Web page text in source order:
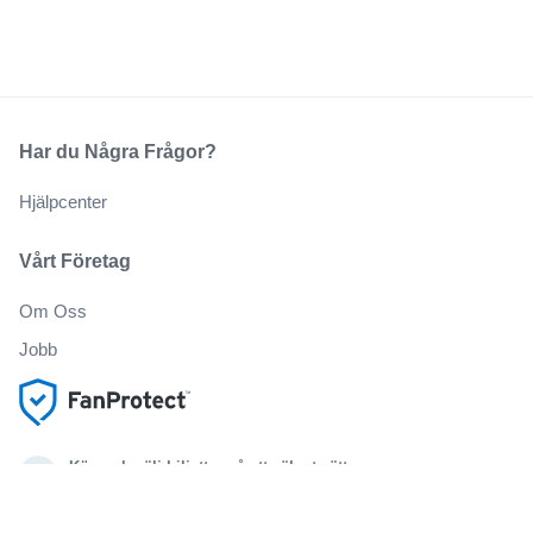
Köp och sälj biljetter på ett säkert sätt
Vårt Företag
Om Oss
Jobb
Har du Några Frågor?
Hjälpcenter